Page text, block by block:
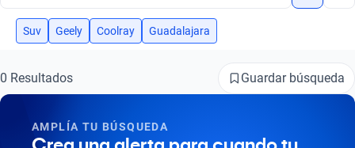
Busca por versión
Busca por marca
Busca por modelo
Suv Geely Coolray Guadalajara
0 Resultados Guardar búsqueda
AMPLÍA TU BÚSQUEDA